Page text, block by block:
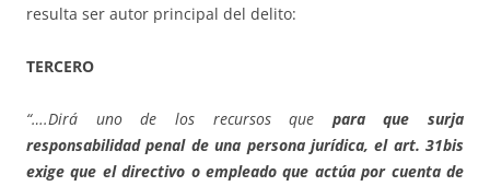
resulta ser autor principal del delito:
TERCERO
“….Dirá uno de los recursos que para que surja
responsabilidad penal de una persona jurídica, el art. 31bis
exige que el directivo o empleado que actúa por cuenta de